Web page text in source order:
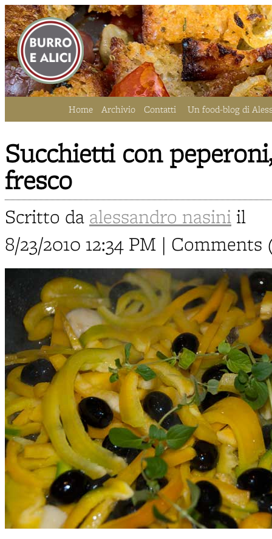
Home Archivio Contatti Un food-blog di
Succhietti con
fresco
Scritto da alessandro nasini il
8/23/2010 12:34 PM | Comments